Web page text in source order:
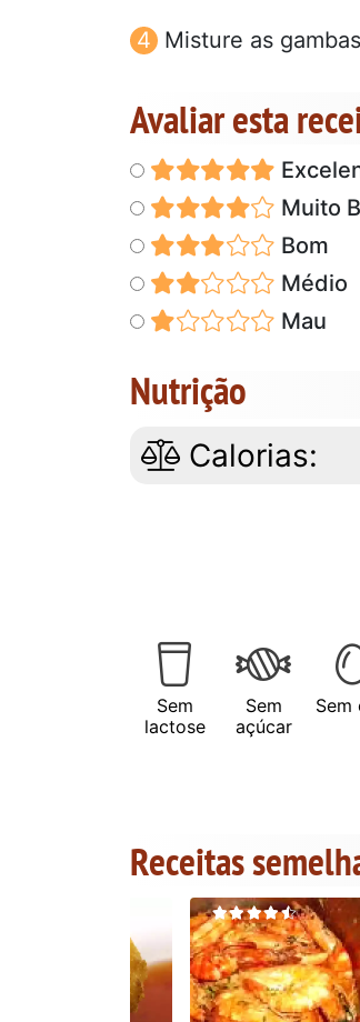
Misture as
Avaliar esta
Muito
Bom
Médio
Mau
Nutrição
Calorias:
Sem
lactose
Sem
açúcar
Sem
Receitas